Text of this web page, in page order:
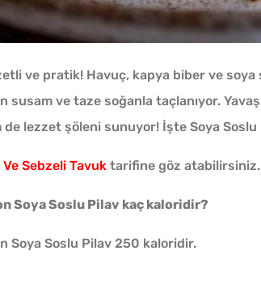
ve pratik! Havuç, kapya biber ve
susam ve taze soğanla taçlanıyor.
de lezzet şöleni sunuyor! İşte Soya
Sebzeli Tavuk tarifine göz atabilirsiniz.
Soya Soslu Pilav kaç kaloridir?
Soya Soslu Pilav 250 kaloridir.